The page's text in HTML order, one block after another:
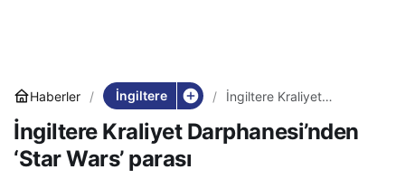
Haberler İngiltere
İngiltere Kraliyet
Wars’ parası
İngiltere Kraliyet Darphanesi’nden
‘Star Wars’ parası